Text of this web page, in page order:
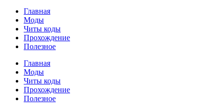
Главная
Моды
Читы коды
Прохождение
Полезное
Главная
Моды
Читы коды
Прохождение
Полезное